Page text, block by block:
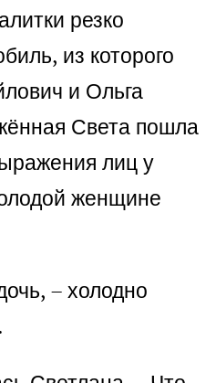
резко
из которого
и Ольга
Света пошла
лиц у
женщине
– холодно